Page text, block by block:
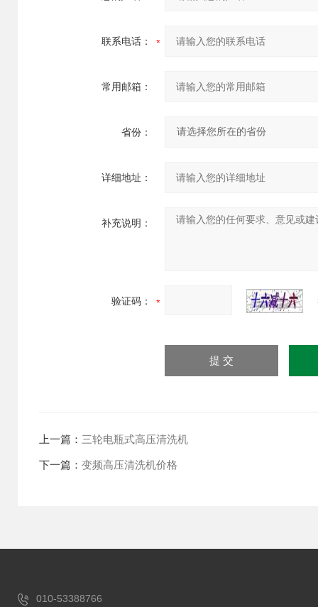
联系电话：
常用邮箱：
省份：
详细地址：
补充说明：
验证码：
上一篇： 三轮电瓶式高压清洗机
下一篇： 变频高压清洗机价格
010-53388766